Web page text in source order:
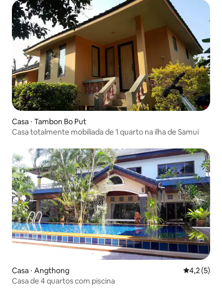
Casa ⋅ Tambon Bo Put
Casa totalmente mobiliada de 1 quarto na ilha de Samui
Casa ⋅ Angthong 4,2 de
4,2 (5)
Casa de 4 quartos com piscina